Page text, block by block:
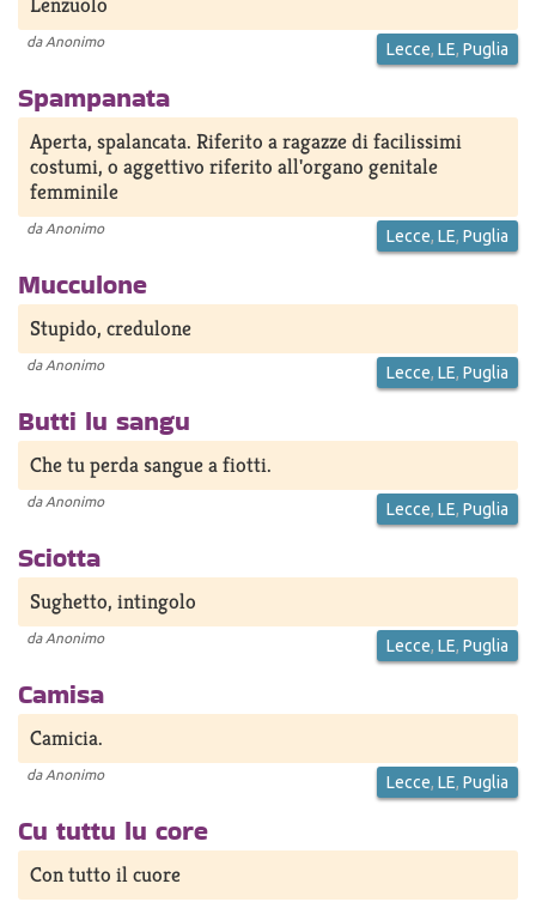
da Anonimo Lecce, LE, Puglia
Spampanata
Aperta, spalancata. Riferito a ragazze di facilissimi
costumi, o aggettivo riferito all'organo genitale
femminile
da Anonimo Lecce, LE, Puglia
Mucculone
Stupido, credulone
da Anonimo Lecce, LE, Puglia
Butti lu sangu
Che tu perda sangue a fiotti.
da Anonimo Lecce, LE, Puglia
Sciotta
Sughetto, intingolo
da Anonimo Lecce, LE, Puglia
Camisa
Camicia.
da Anonimo Lecce, LE, Puglia
Cu tuttu lu core
Con tutto il cuore